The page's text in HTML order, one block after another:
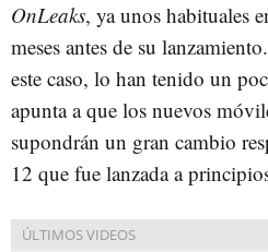
OnLeaks, ya unos habituales
meses antes de su
este caso, lo han tenido un
apunta a que los nuevos
supondrán un gran cambio
12 que fue lanzada a